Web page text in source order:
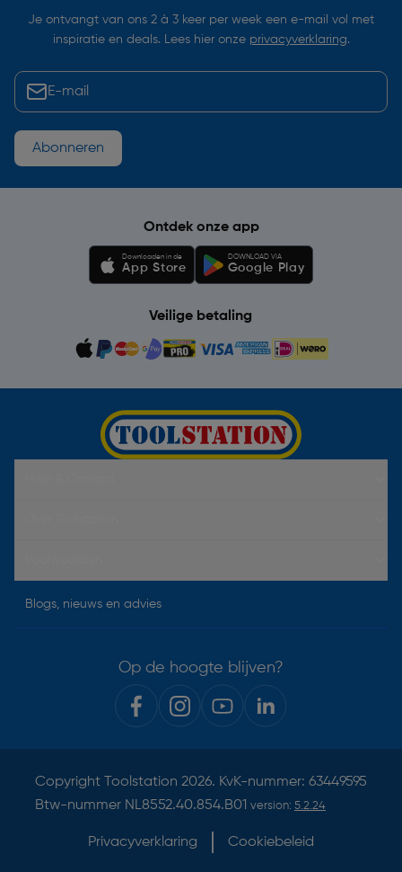
Je ontvangt van ons 2 à 3 keer per week een e-mail vol met
inspiratie en deals. Lees hier onze privacyverklaring.
Abonneren
Ontdek onze app
Downloaden in de
App Store
DOWNLOAD VIA
Google Play
Veilige betaling
Blogs, nieuws en advies
Op de hoogte blijven?
Copyright Toolstation 2026. KvK-nummer: 63449595
Btw-nummer NL8552.40.854.B01 version: 5.2.24
Privacyverklaring Cookiebeleid